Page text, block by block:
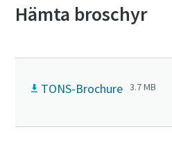
Hämta broschyr
TONS-Brochure 3.7 MB